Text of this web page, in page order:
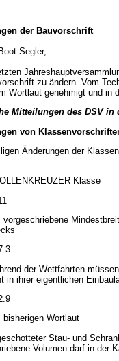
der Bauvorschrift
Segler,
zu ändern. Vom
Wortlaut genehmigt und in
Mitteilungen des DSV in
von
Änderungen der
Klasse
vorgeschriebene
der Wettfahrten
in ihrer eigentlichen
bisherigen Wortlaut
Stau- und
Volumen darf in der